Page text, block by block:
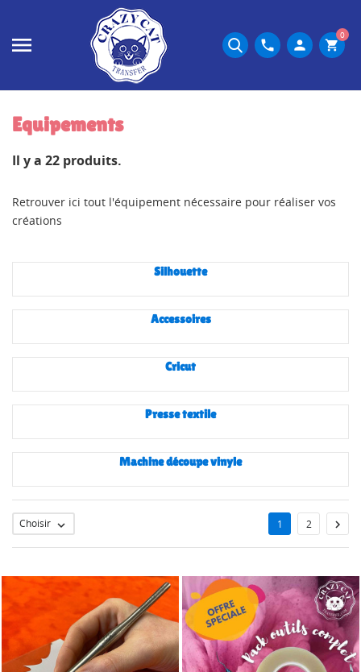
phone person shopping_cart
0
Equipements
Il y a 22 produits.
Retrouver ici tout l'équipement nécessaire pour réaliser vos
créations
Silhouette
Accessoires
Cricut
Presse textile
Machine découpe vinyle
Choisir  1 2 